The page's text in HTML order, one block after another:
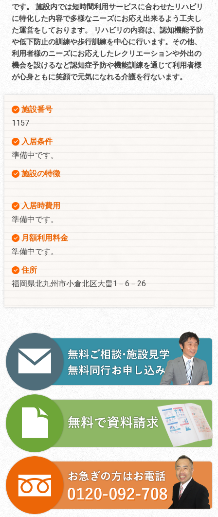
です。 施設内では短時間利用サービスに合わせたリハビリ
に特化した内容で多様なニーズにお応え出来るよう工夫し
た運営をしております。 リハビリの内容は、認知機能予防
や低下防止の訓練や歩行訓練を中心に行います。その他、
利用者様のニーズにお応えしたレクリエーションや外出の
機会を設けるなど認知症予防や機能訓練を通じて利用者様
が心身ともに笑顔で元気になれる介護を行ないます。
施設番号
1157
入居条件
準備中です。
施設の特徴
入居時費用
準備中です。
月額利用料金
準備中です。
住所
福岡県北九州市小倉北区大畠1－6－26